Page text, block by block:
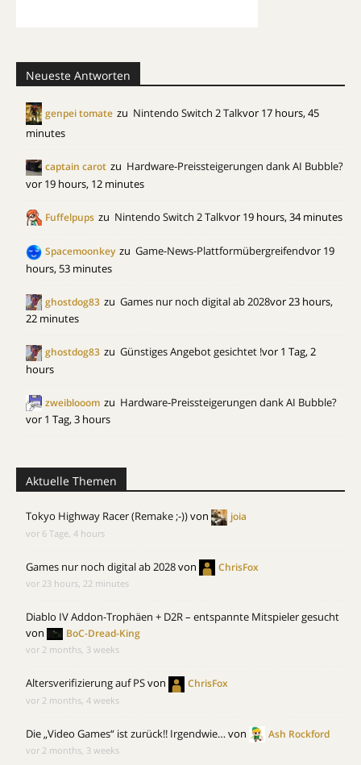
Neueste Antworten
genpei tomate zu Nintendo Switch 2 Talkvor 17 hours, 45
minutes
captain carot zu Hardware-Preissteigerungen dank AI Bubble?
vor 19 hours, 12 minutes
Fuffelpups zu Nintendo Switch 2 Talkvor 19 hours, 34 minutes
Spacemoonkey zu Game-News-Plattformübergreifendvor 19
hours, 53 minutes
ghostdog83 zu Games nur noch digital ab 2028vor 23 hours,
22 minutes
ghostdog83 zu Günstiges Angebot gesichtet !vor 1 Tag, 2
hours
zweiblooom zu Hardware-Preissteigerungen dank AI Bubble?
vor 1 Tag, 3 hours
Aktuelle Themen
Tokyo Highway Racer (Remake ;-))von joia
vor 6 Tage, 4 hours
Games nur noch digital ab 2028von ChrisFox
vor 23 hours, 22 minutes
Diablo IV Addon-Trophäen + D2R – entspannte Mitspieler gesucht
von
BoC-Dread-King
vor 2 months, 3 weeks
Altersverifizierung auf PSvon ChrisFox
vor 2 months, 4 weeks
Die „Video Games“ ist zurück!! Irgendwie…von Ash Rockford
vor 2 months, 3 weeks